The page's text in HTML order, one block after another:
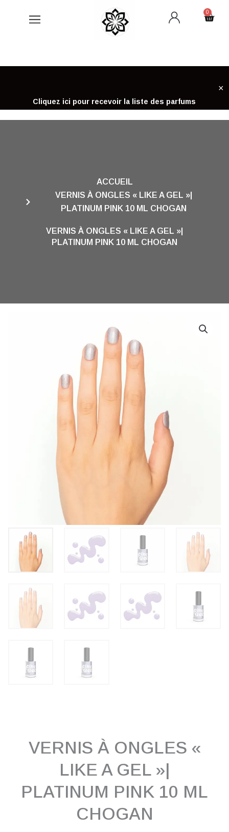
0
Cart
Cliquez ici pour recevoir la liste des parfums
×
ACCUEIL
VERNIS À ONGLES « LIKE A GEL »|
PLATINUM PINK 10 ML CHOGAN
VERNIS À ONGLES « LIKE A GEL »|
PLATINUM PINK 10 ML CHOGAN
VERNIS À ONGLES «
LIKE A GEL »|
PLATINUM PINK 10 ML
CHOGAN